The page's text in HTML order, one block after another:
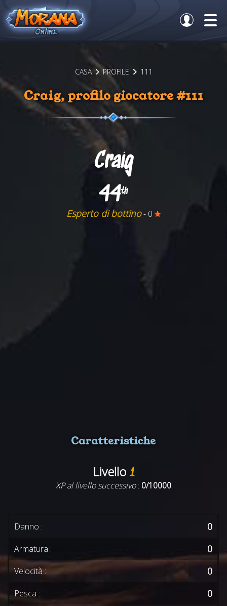
CASA PROFILE 111
Craig, profilo giocatore #111
Craig
44th
Esperto di bottino- 0
Caratteristiche
Livello 1
XP al livello successivo: 0/10000
Danno : 0
Armatura : 0
Velocità : 0
Pesca : 0